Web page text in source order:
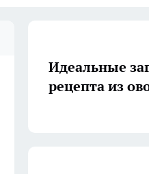
Идеальные
рецепта из